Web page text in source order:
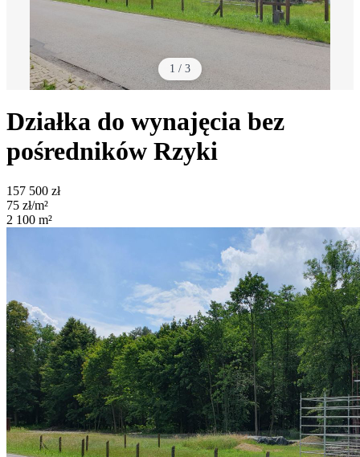
1 / 3
Działka do wynajęcia bez
pośredników Rzyki
157 500 zł
75 zł/m²
2 100 m²